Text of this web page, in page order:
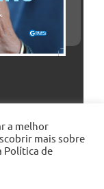
a melhor
mais sobre
Política de